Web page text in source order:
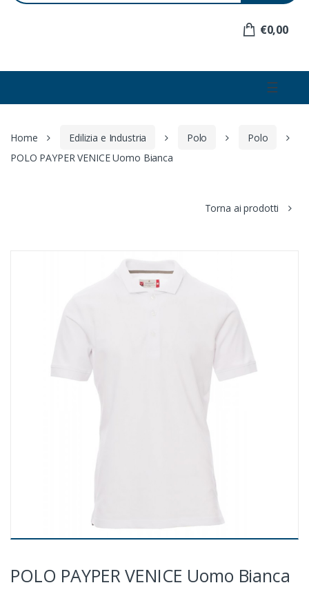
€0,00
☰
Home Edilizia e Industria Polo
Polo
POLO PAYPER VENICE Uomo Bianca
Torna ai prodotti
POLO PAYPER VENICE Uomo Bianca